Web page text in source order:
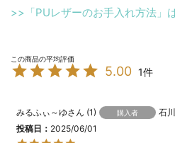
>>「PUレザーのお手入れ方法」
5.00 1
みるふぃ～ゆ 1 購入者 石
投稿日
2025/06/01